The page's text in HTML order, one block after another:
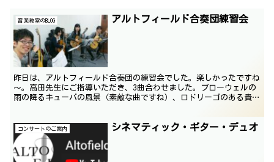
音楽教室のBLOG アルトフィールド合奏団練習会
昨日は、アルトフィールド合奏団の練習会でした。楽しかったですね
～。高田先生にご指導いただき、3曲合わせました。ブローウェルの
雨の降るキューバの風景（素敵な曲ですね）、ロドリーゴのある貴紳
コンサートのご案内 シネマティック・ギター・デュオ